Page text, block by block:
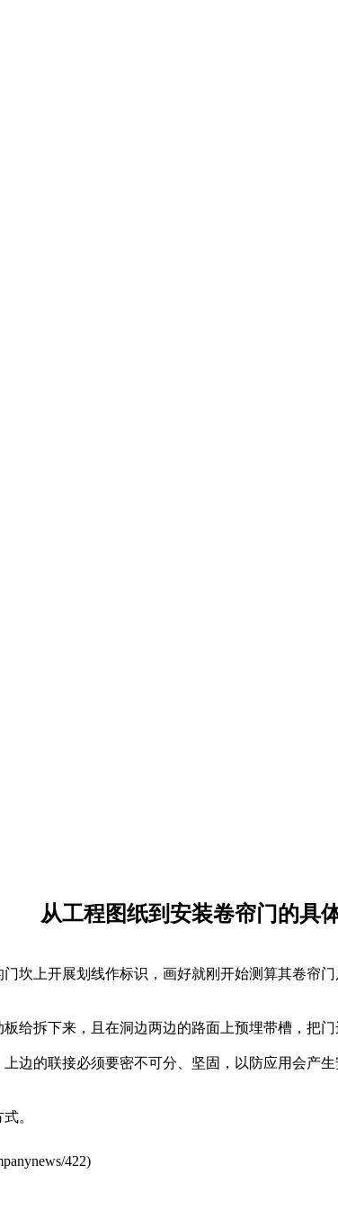
从工程图纸到安装卷帘门的具
上开展划线作标识，画好就刚开始测算其卷帘
拆下来，且在洞边两边的路面上预埋带槽，把门
的联接必须要密不可分、坚固，以防应用会产
。
422)